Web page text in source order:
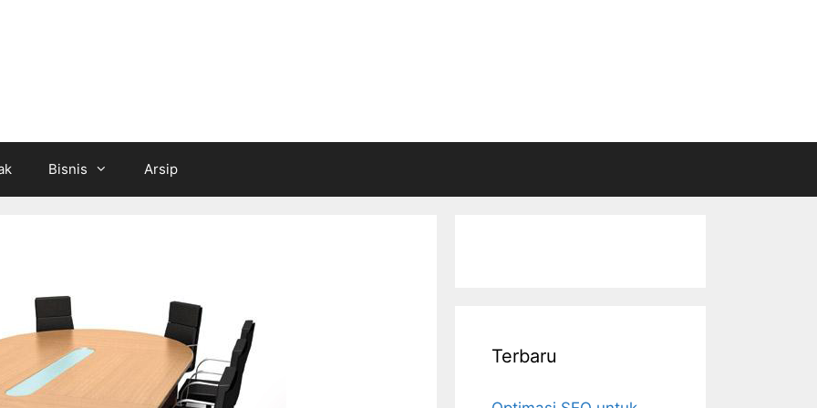
Bisnis Arsip
Terbaru